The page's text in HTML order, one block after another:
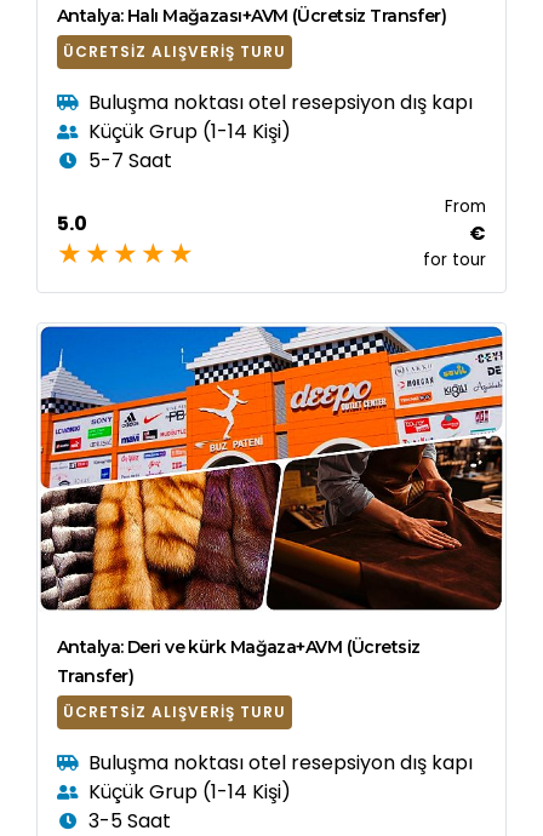
Antalya: Halı Mağazası+AVM (Ücretsiz Transfer)
ÜCRETSIZ ALIŞVERIŞ TURU
Buluşma noktası otel resepsiyon dış kapı
Küçük Grup (1-14 Kişi)
5-7 Saat
5.0
From
€
for tour
Antalya: Deri ve kürk Mağaza+AVM (Ücretsiz
Transfer)
ÜCRETSIZ ALIŞVERIŞ TURU
Buluşma noktası otel resepsiyon dış kapı
Küçük Grup (1-14 Kişi)
3-5 Saat